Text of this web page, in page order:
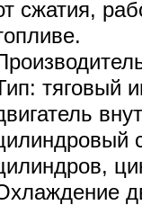
сжатия,
тяговый